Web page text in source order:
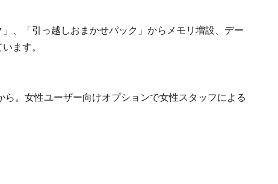
、「引っ越しおまかせパック」からメモリ増設、デー
ます。
。女性ユーザー向けオプションで女性スタッフによる